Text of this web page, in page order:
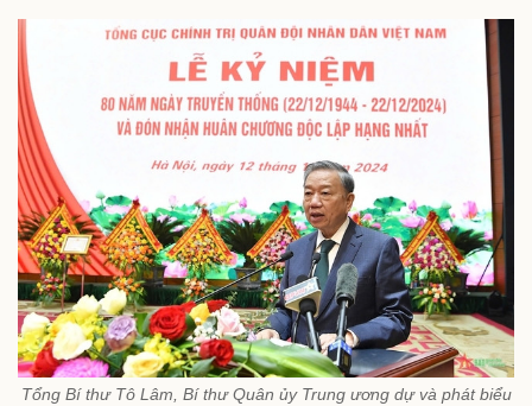
Tổng Bí thư Tô Lâm, Bí thư Quân ủy Trung ương dự và phát biểu